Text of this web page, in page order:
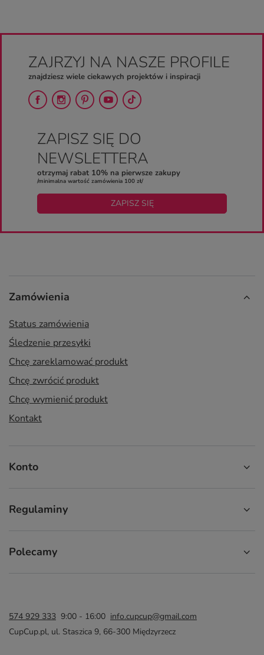
ZAJRZYJ NA NASZE PROFILE
znajdziesz wiele ciekawych projektów i inspiracji
ZAPISZ SIĘ DO
NEWSLETTERA
otrzymaj rabat 10% na pierwsze zakupy
/minimalna wartość zamówienia 100 zł/
ZAPISZ SIĘ
Zamówienia
Status zamówienia
Śledzenie przesyłki
Chcę zareklamować produkt
Chcę zwrócić produkt
Chcę wymienić produkt
Kontakt
Konto
Regulaminy
Polecamy
574 929 333 9:00 - 16:00 info.cupcup@gmail.com
CupCup.pl, ul. Staszica 9, 66-300 Międzyrzecz